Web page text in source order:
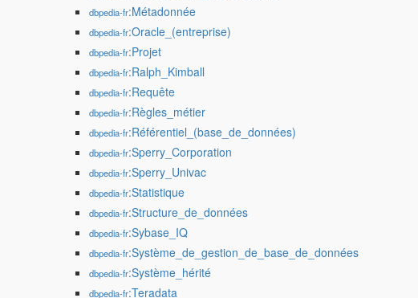
dbpedia-fr:Métadonnée
dbpedia-fr:Oracle_(entreprise)
dbpedia-fr:Projet
dbpedia-fr:Ralph_Kimball
dbpedia-fr:Requête
dbpedia-fr:Règles_métier
dbpedia-fr:Référentiel_(base_de_données)
dbpedia-fr:Sperry_Corporation
dbpedia-fr:Sperry_Univac
dbpedia-fr:Statistique
dbpedia-fr:Structure_de_données
dbpedia-fr:Sybase_IQ
dbpedia-fr:Système_de_gestion_de_base_de_données
dbpedia-fr:Système_hérité
dbpedia-fr:Teradata